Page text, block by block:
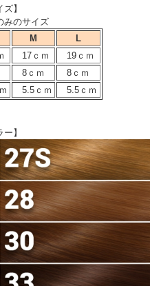
ズ】
みのサイズ
M
L
17ｃｍ
19ｃｍ
8ｃｍ
8ｃｍ
5.5ｃｍ 5.5ｃｍ
ー】